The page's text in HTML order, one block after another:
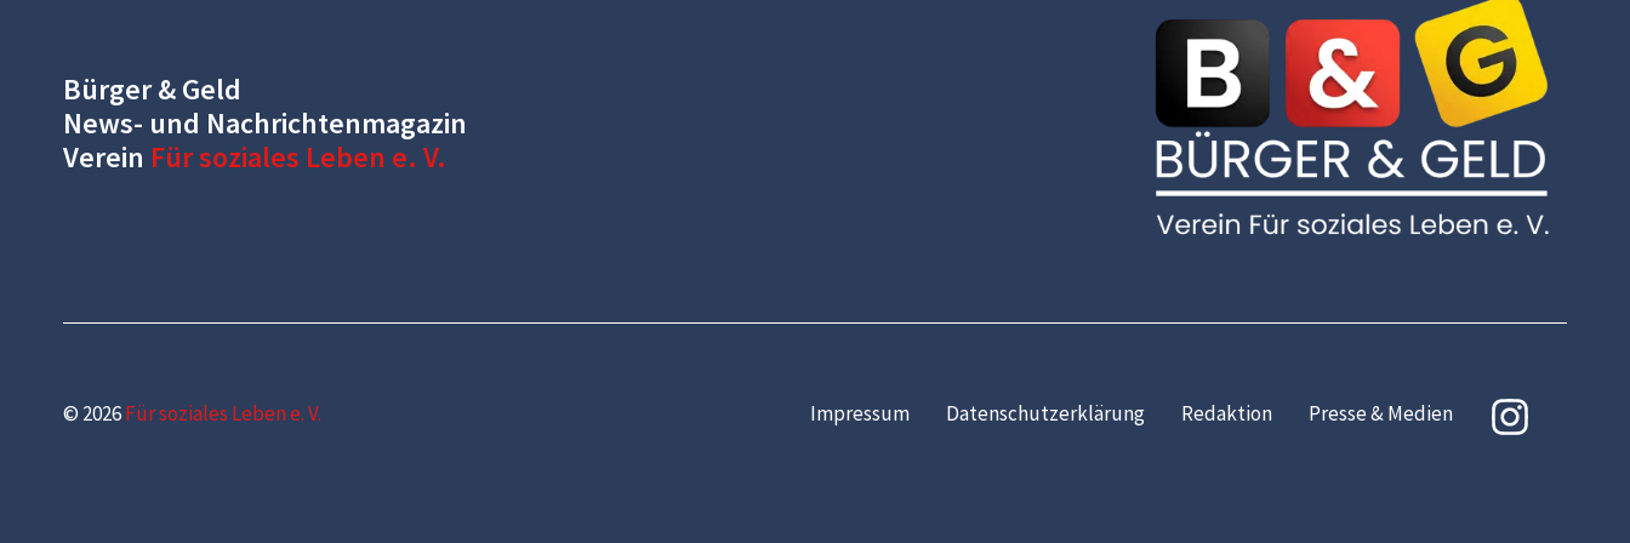
Bürger & Geld
News- und Nachrichtenmagazin
Verein Für soziales Leben e. V.
© 2026Für soziales Leben e. V. Impressum Datenschutzerklärung Redaktion Presse & Medien